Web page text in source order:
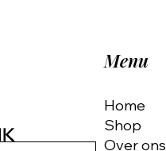
Menu
Home
Shop
Over ons